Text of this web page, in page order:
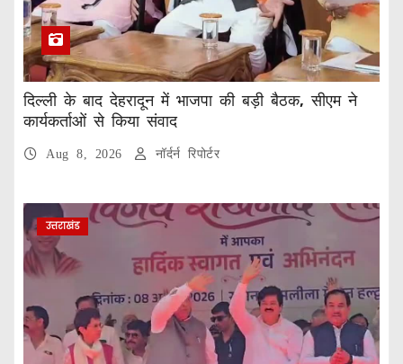
दिल्ली के बाद देहरादून में भाजपा की बड़ी बैठक, सीएम ने
कार्यकर्ताओं से किया संवाद
Aug 8, 2026 नॉर्दर्न रिपोर्टर
उत्तराखंड